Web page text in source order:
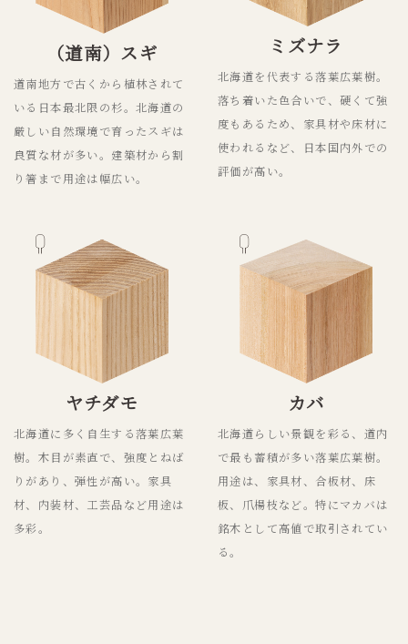
（道南）スギ
道南地方で古くから植林されて
いる日本最北限の杉。北海道の
厳しい自然環境で育ったスギは
良質な材が多い。建築材から割
り箸まで用途は幅広い。
ミズナラ
北海道を代表する落葉広葉樹。
落ち着いた色合いで、硬くて強
度もあるため、家具材や床材に
使われるなど、日本国内外での
評価が高い。
ヤチダモ
北海道に多く自生する落葉広葉
樹。木目が素直で、強度とねば
りがあり、弾性が高い。家具
材、内装材、工芸品など用途は
多彩。
カバ
北海道らしい景観を彩る、道内
で最も蓄積が多い落葉広葉樹。
用途は、家具材、合板材、床
板、爪楊枝など。特にマカバは
銘木として高値で取引されてい
る。